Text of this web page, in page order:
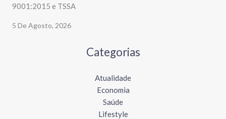
9001:2015 e TSSA
5 De Agosto, 2026
Categorias
Atualidade
Economia
Saúde
Lifestyle